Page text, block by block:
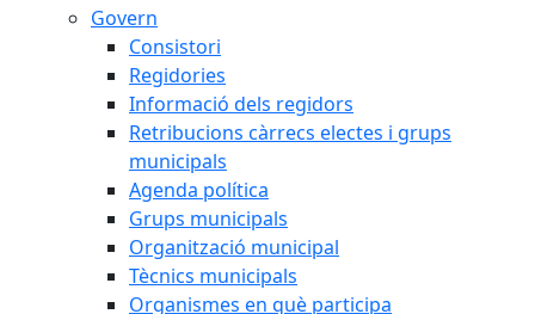
Govern
Consistori
Regidories
Informació dels regidors
Retribucions càrrecs electes i grups
municipals
Agenda política
Grups municipals
Organització municipal
Tècnics municipals
Organismes en què participa